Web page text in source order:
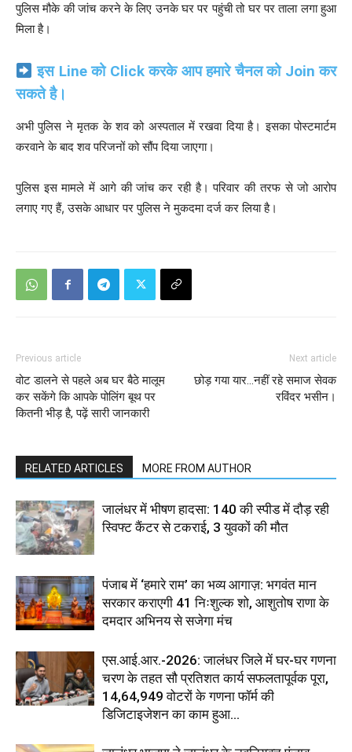
पुलिस मौके की जांच करने के लिए उनके घर पर पहुंची तो घर पर ताला लगा हुआ
मिला है।
इस Line को Click करके आप हमारे चैनल को Join कर
सकते है।
अभी पुलिस ने मृतक के शव को अस्पताल में रखवा दिया है। इसका पोस्टमार्टम
करवाने के बाद शव परिजनों को सौंप दिया जाएगा।
पुलिस इस मामले में आगे की जांच कर रही है। परिवार की तरफ से जो आरोप
लगाए गए हैं, उसके आधार पर पुलिस ने मुकदमा दर्ज कर लिया है।
Previous article
वोट डालने से पहले अब घर बैठे मालूम
कर सकेंगे कि आपके पोलिंग बूथ पर
कितनी भीड़ है, पढ़ें सारी जानकारी
Next article
छोड़ गया यार…नहीं रहे समाज सेवक
रविंदर भसीन।
RELATED ARTICLES MORE FROM AUTHOR
जालंधर में भीषण हादसा: 140 की स्पीड में दौड़ रही
स्विफ्ट कैंटर से टकराई, 3 युवकों की मौत
पंजाब में ‘हमारे राम’ का भव्य आगाज़: भगवंत मान
सरकार कराएगी 41 निःशुल्क शो, आशुतोष राणा के
दमदार अभिनय से सजेगा मंच
एस.आई.आर.-2026: जालंधर जिले में घर-घर गणना
चरण के तहत सौ प्रतिशत कार्य सफलतापूर्वक पूरा,
14,64,949 वोटरों के गणना फॉर्म की
डिजिटाइजेशन का काम हुआ...